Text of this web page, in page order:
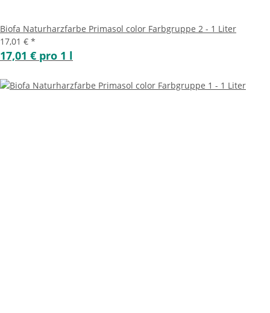
Biofa Naturharzfarbe Primasol color Farbgruppe 2 - 1 Liter
17,01 € *
17,01 € pro 1 l